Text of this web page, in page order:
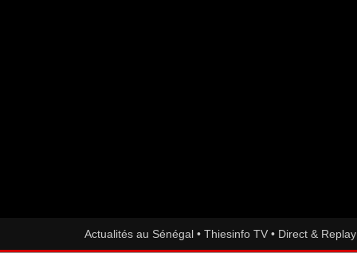
Actualités au Sénégal • Thiesinfo TV • Direct & Replay